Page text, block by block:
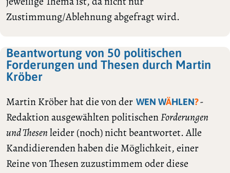
Zustimmung/Ablehnung abgefragt wird.
Beantwortung von 50 politischen
Forderungen und Thesen durch Martin
Kröber
Martin Kröber hat die von der WEN WÄHLEN?-
Redaktion ausgewählten politischenForderungen
und Thesenleider (noch) nicht beantwortet. Alle
Kandidierenden haben die Möglichkeit, einer
Reine von Thesen zuzustimmem oder diese